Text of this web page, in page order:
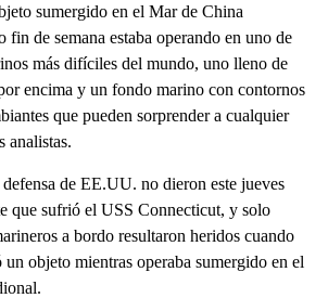
sumergido en el Mar de China
fin de semana estaba operando en uno de
más difíciles del mundo, uno lleno de
encima y un fondo marino con contornos
que pueden sorprender a cualquier
analistas.
de EE.UU. no dieron este jueves
que sufrió el USS Connecticut, y solo
a bordo resultaron heridos cuando
objeto mientras operaba sumergido en el